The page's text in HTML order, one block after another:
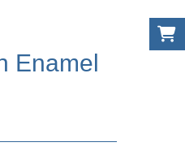
Enamel